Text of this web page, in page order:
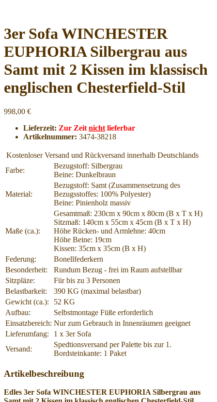
3er Sofa WINCHESTER
EUPHORIA Silbergrau aus
Samt mit 2 Kissen im klassisch
englischen Chesterfield-Stil
998,00 €
Lieferzeit: Zur Zeit nicht lieferbar
Artikelnummer: 3474-38218
Kostenloser Versand und Rückversand innerhalb Deutschlands
Farbe:
Bezugstoff: Silbergrau
Beine: Dunkelbraun
Material:
Bezugstoff: Samt (Zusammensetzung des
Bezugsstoffes: 100% Polyester)
Beine: Pinienholz massiv
Maße (ca.):
Gesamtmaß: 230cm x 90cm x 80cm (B x T x H)
Sitzmaß: 140cm x 55cm x 45cm (B x T x H)
Höhe Rücken- und Armlehne: 40cm
Höhe Beine: 19cm
Kissen: 35cm x 35cm (B x H)
Federung:
Bonellfederkern
Besonderheit:
Rundum Bezug - frei im Raum aufstellbar
Sitzpläze:
Für bis zu 3 Personen
Belastbarkeit:
390 KG (maximal belastbar)
Gewicht (ca.):
52 KG
Aufbau:
Selbstmontage Füße erforderlich
Einsatzbereich: Nur zum Gebrauch in Innenräumen geeignet
Lieferumfang:
1 x 3er Sofa
Versand:
Spedtionsversand per Palette bis zur 1.
Bordsteinkante: 1 Paket
Artikelbeschreibung
Edles 3er Sofa WINCHESTER EUPHORIA Silbergrau aus